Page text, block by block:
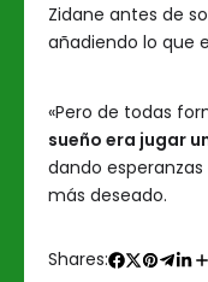
Zidane antes de
añadiendo lo que
«Pero de todas
sueño era jugar
dando
más deseado.
Shares: